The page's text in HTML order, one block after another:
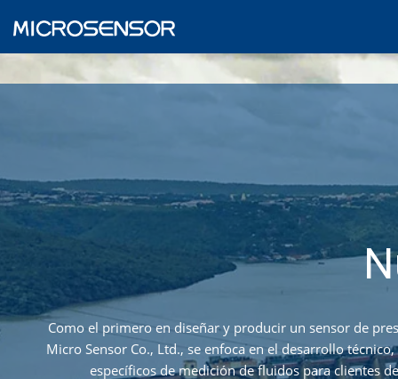
Como el primero en diseñar y producir un sensor de
Micro Sensor Co., Ltd., se enfoca en el desarrollo
específicos de medición de fluidos para clientes